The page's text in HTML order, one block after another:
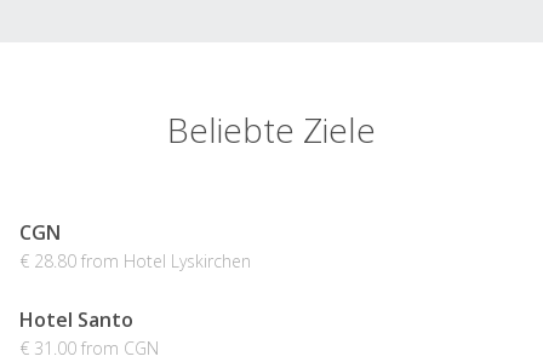
Beliebte Ziele
CGN
€ 28.80 from Hotel Lyskirchen
Hotel Santo
€ 31.00 from CGN